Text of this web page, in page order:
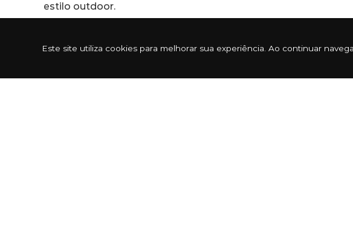
Este site utiliza cookies para melhorar sua experiência. Ao continuar
estilo outdoor.
Seja no asfalto da cidade ou em trilhas naturais, o Halftrack